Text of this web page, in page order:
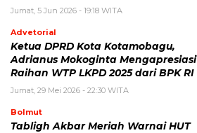
Jumat, 5 Jun 2026 - 19:18 WITA
Advetorial
Ketua DPRD Kota Kotamobagu,
Adrianus Mokoginta Mengapresiasi
Raihan WTP LKPD 2025 dari BPK RI
Jumat, 29 Mei 2026 - 22:30 WITA
Bolmut
Tabligh Akbar Meriah Warnai HUT